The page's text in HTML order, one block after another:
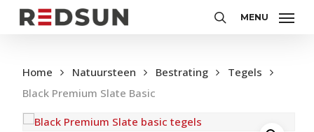
Skip
MENU
Home Natuursteen Bestrating
Tegels
Black Premium Slate Basic